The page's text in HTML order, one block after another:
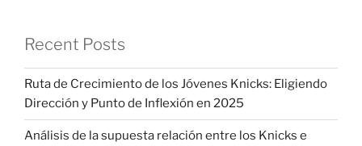
Recent Posts
Ruta de Crecimiento de los Jóvenes Knicks: Eligiendo
Dirección y Punto de Inflexión en 2025
Análisis de la supuesta relación entre los Knicks e